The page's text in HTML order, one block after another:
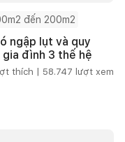
đến 200m2
ngập lụt và quy
đình 3 thế hệ
thích | 58.747 lượt xem